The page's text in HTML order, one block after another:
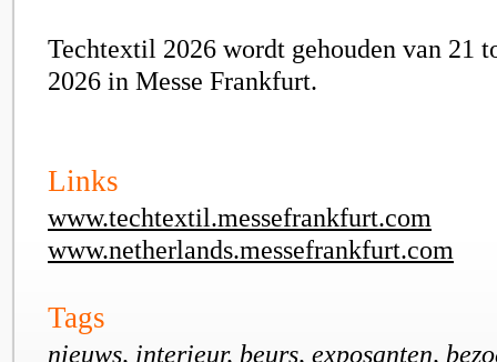
Techtextil 2026 wordt gehouden van 21
2026 in Messe Frankfurt.
Links
www.techtextil.messefrankfurt.com
www.netherlands.messefrankfurt.com
Tags
nieuws, interieur, beurs, exposanten,